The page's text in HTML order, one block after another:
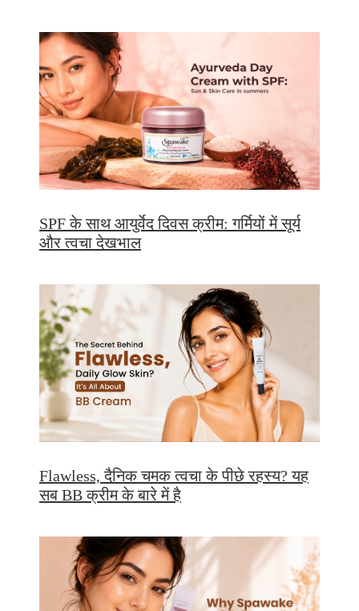
SPF के साथ आयुर्वेद दिवस क्रीम: गर्मियों में सूर्य
और त्वचा देखभाल
Flawless, दैनिक चमक त्वचा के पीछे रहस्य? यह
सब BB क्रीम के बारे में है